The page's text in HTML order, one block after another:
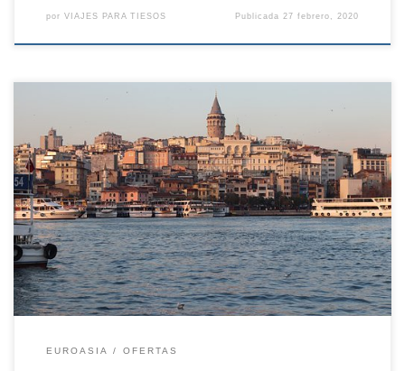
por VIAJES PARA TIESOS Publicada 27 febrero, 2020
OFERTA SEMANA SANTA ESTAMBUL DESDE BADAJOZ INCLUIDO EL
TRANSPORTE POR CARRETERA DESDE SEVILLA A BADAJOZ/SEVILLA
5 DÍAS/4 NOCHES Precios por persona (en Euros) Del 8 al 12 de
ABRIL En VUELO ESPECIAL desde BADAJOZ Budo 3* 599€ PRECIO
BASE 150€ TASAS AEROPUERTOS 749€ PRECIO FINAL Antik 4* 679€
PRECIO BASE 150€ […]
EUROASIA OFERTAS